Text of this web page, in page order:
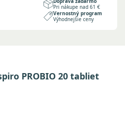
Pri nákupe nad 61 €
Vernostný program
Výhodnejšie ceny
PROBIO 20 tabliet